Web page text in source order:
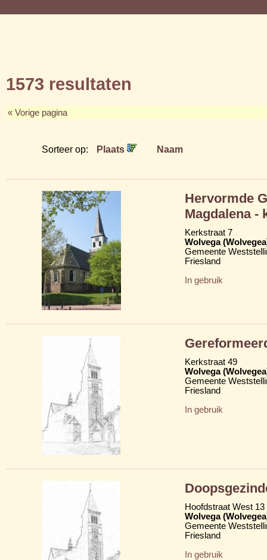
1573 resultaten
« Vorige pagina
Sorteer op: Plaats Naam
Hervormde
Magdalena -
Kerkstraat 7
Wolvega
Gemeente
Friesland
In gebruik
Kerkstraat 49
Wolvega
Gemeente
Friesland
In gebruik
Hoofdstraat West 13
Wolvega
Gemeente
Friesland
In gebruik